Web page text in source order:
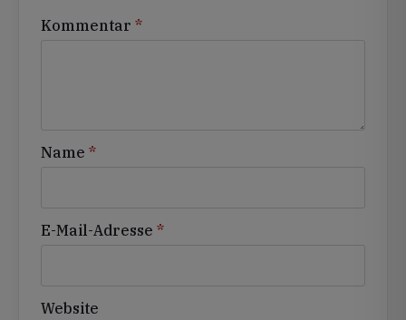
Kommentar *
Name *
E-Mail-Adresse *
Website